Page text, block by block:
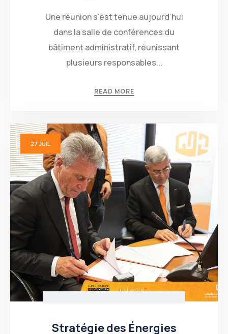
Une réunion s’est tenue aujourd’hui
dans la salle de conférences du
bâtiment administratif, réunissant
plusieurs responsables...
READ MORE
27 JUIL
Stratégie des Énergies